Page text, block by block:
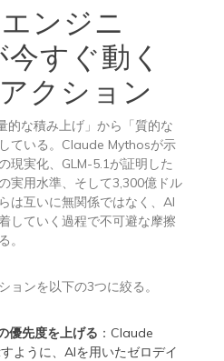
ンジニ
すぐ動く
クション
的な積み上げ」から「質的な
ている。Claude Mythosが示
現実化、GLM-5.1が証明した
実用水準、そして3,300億ドル
は互いに無関係ではなく、AI
していく過程で不可避な摩擦
。
ョンを以下の3つに絞る。
優先度を上げる ：Claude
ように、AIを用いたゼロデイ